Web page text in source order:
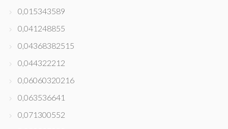
0,015343589
0,041248855
0,04368382515
0,044322212
0,06060320216
0,063536641
0,071300552